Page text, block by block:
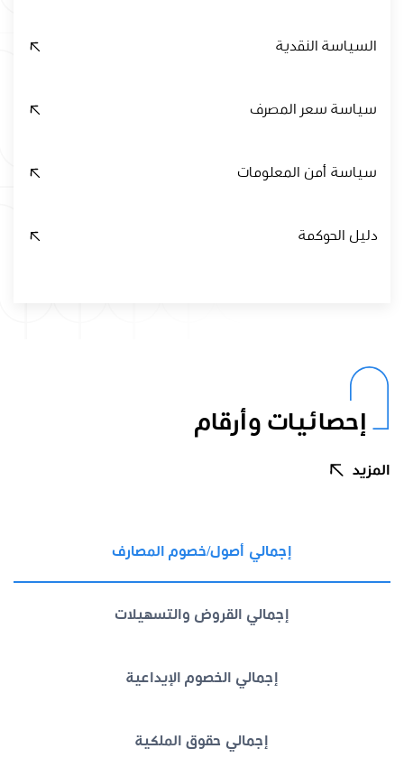
السياسة النقدية
سياسة سعر المصرف
سياسة أمن المعلومات
دليل الحوكمة
إحصائيات وأرقام
المزيد
إجمالي أصول/خصوم المصارف
إجمالي القروض والتسهيلات
إجمالي الخصوم الإيداعية
إجمالي حقوق الملكية